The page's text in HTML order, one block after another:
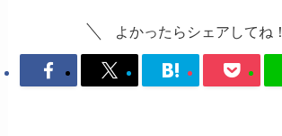
よかったらシェアしてね！